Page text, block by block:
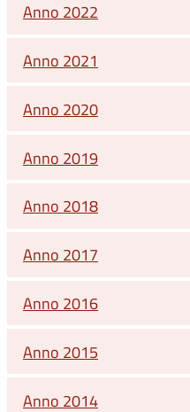
Anno 2022
Anno 2021
Anno 2020
Anno 2019
Anno 2018
Anno 2017
Anno 2016
Anno 2015
Anno 2014